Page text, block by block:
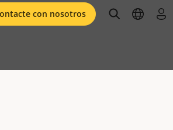
con nosotros openopen